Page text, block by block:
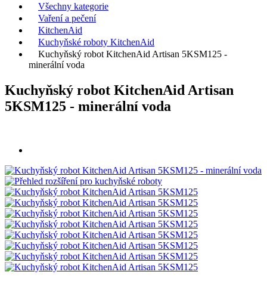
Všechny kategorie
Vaření a pečení
KitchenAid
Kuchyňské roboty KitchenAid
Kuchyňský robot KitchenAid Artisan 5KSM125 -
minerální voda
Kuchyňský robot KitchenAid Artisan
5KSM125 - minerální voda